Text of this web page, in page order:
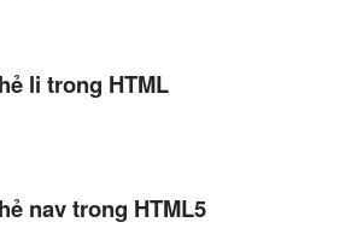
li trong HTML
nav trong HTML5